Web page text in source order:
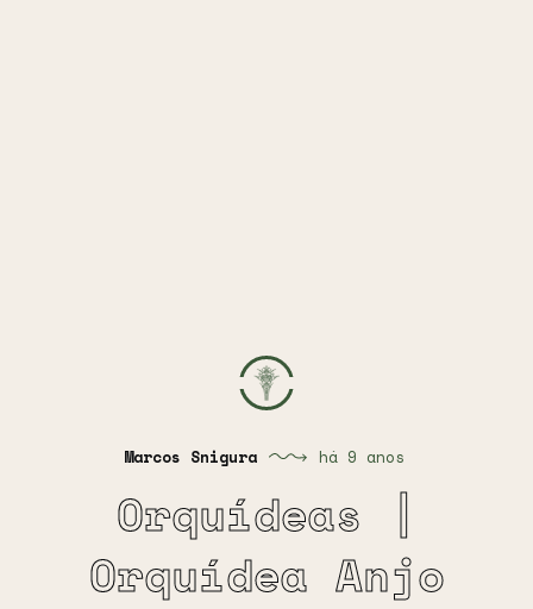
Marcos Snigura há 9 anos
Orquídeas |
Orquídea Anjo